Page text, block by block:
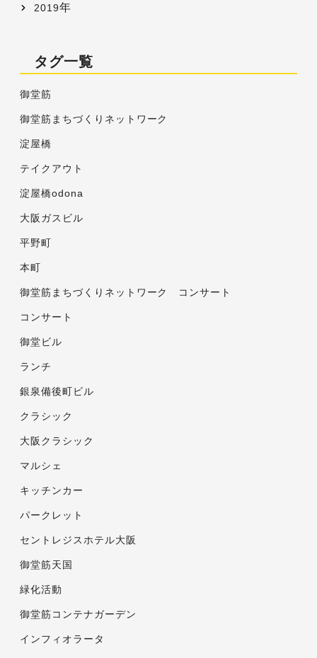
2019年
タグ一覧
御堂筋
御堂筋まちづくりネットワーク
淀屋橋
テイクアウト
淀屋橋odona
大阪ガスビル
平野町
本町
御堂筋まちづくりネットワーク コンサート
コンサート
御堂ビル
ランチ
銀泉備後町ビル
クラシック
大阪クラシック
マルシェ
キッチンカー
パークレット
セントレジスホテル大阪
御堂筋天国
緑化活動
御堂筋コンテナガーデン
インフィオラータ